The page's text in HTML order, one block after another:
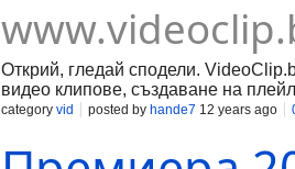
Открий, гледай сподели.
видео клипове, създаване на
category vid posted by hande7 12 years ago